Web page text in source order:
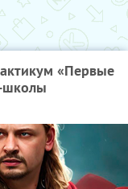
«Первые
школы